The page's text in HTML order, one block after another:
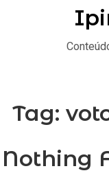
Tag:
Nothing